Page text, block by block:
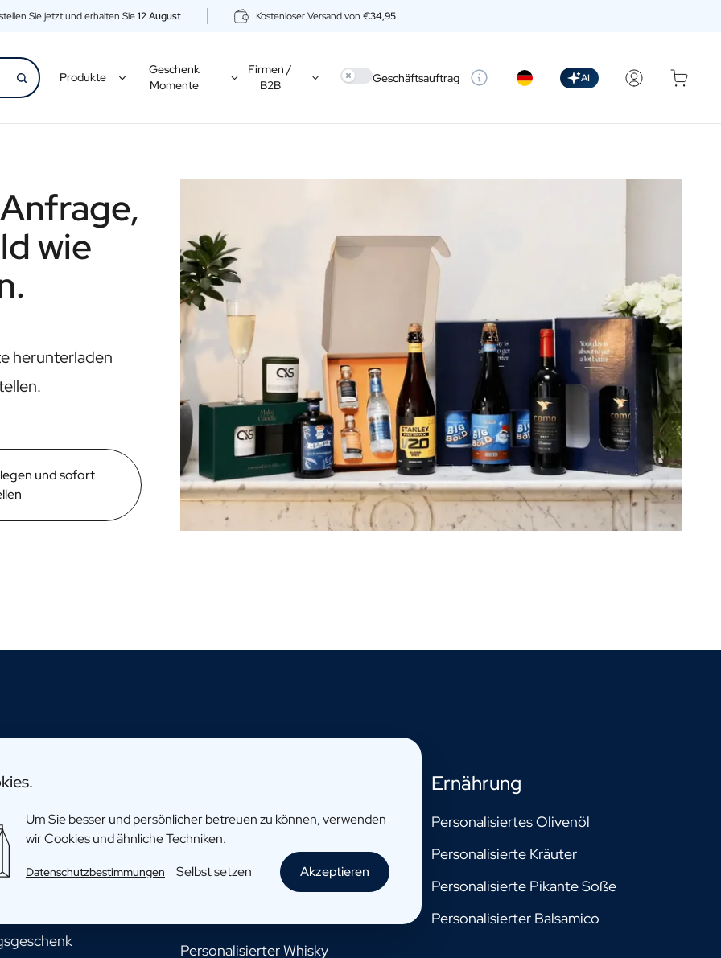
Sie jetzt und erhalten Sie12 August Kostenloser Versand von €34,95
Produkte
Geschenk
Momente
Firmen /
B2B
Use settingGeschäftsauftrag AI
wie
herunterladen
und sofort
Um Sie besser und persönlicher betreuen zu können, verwenden
wir Cookies und ähnliche Techniken.
Datenschutzbestimmungen Selbst setzen Akzeptieren
Patin sein?
Pate sein? Geschenk
Trauzeuge sein?
Personalisiertes Bier
Personalisierter Champagner
Personalisierter Gin
Personalisierter Whisky
Ernährung
Personalisiertes Olivenöl
Personalisierte Kräuter
Personalisierte Pikante Soße
Personalisierter Balsamico